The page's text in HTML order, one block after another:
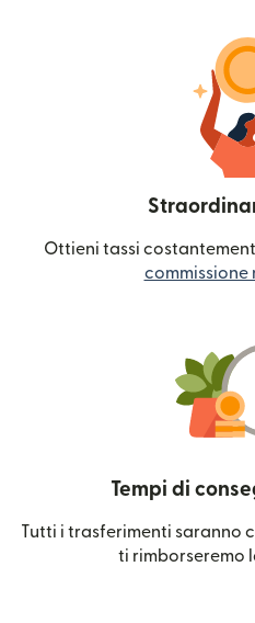
Ottieni tassi
commissione
Tempi di
Tutti i trasferimenti saranno
ti rimborseremo